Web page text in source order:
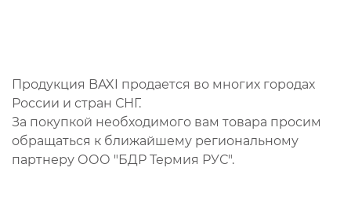
Продукция BAXI продается во многих городах
России и стран СНГ.
За покупкой необходимого вам товара просим
обращаться к ближайшему региональному
партнеру ООО "БДР Термия РУС".